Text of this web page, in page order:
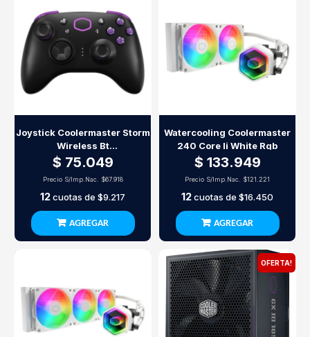
Joystick Coolermaster Storm
Wireless Bt
Pc/Android/Above
$ 75.049
Precio S/Imp.Nac. $67.918
12cuotas de $9.217
AGREGAR
Watercooling Coolermaster
240 Core Ii White Rgb
$ 133.949
Precio S/Imp.Nac. $121.221
12cuotas de $16.450
AGREGAR
OFERTA!